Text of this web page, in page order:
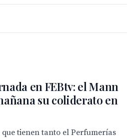
en FEBtv: el Mann
su coliderato en
tienen tanto el Perfumerías